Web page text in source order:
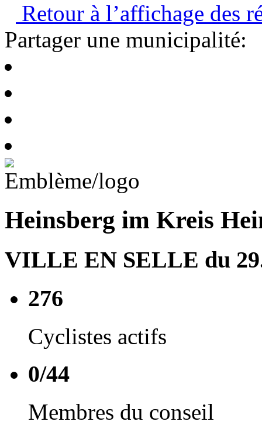
Retour à l’affichage des
Partager une municipalité:
Heinsberg im Kreis
VILLE EN SELLE du
276
Cyclistes actifs
0/44
Membres du conseil